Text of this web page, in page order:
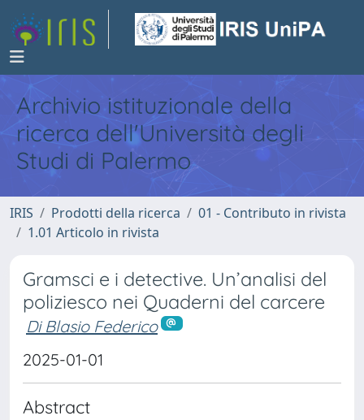
Archivio istituzionale della
ricerca dell'Università degli
Studi di Palermo
IRIS Prodotti della ricerca
01 - Contributo in rivista
1.01 Articolo in rivista
Gramsci e i detective. Un’analisi del
poliziesco nei Quaderni del carcere
Di Blasio Federico
2025-01-01
Abstract